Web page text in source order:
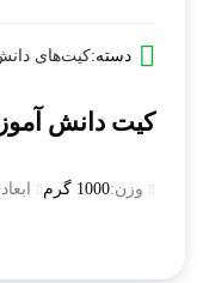
دسته:کیت‌های
کیت دانش
وزن:1000 گرم